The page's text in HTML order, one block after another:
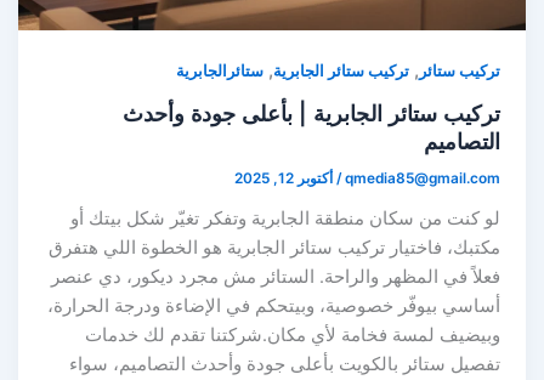
تركيب ستائر ,تركيب ستائر الجابرية,ستائرالجابرية
تركيب ستائر الجابرية | بأعلى جودة وأحدث
التصاميم
qmedia85@gmail.com
/ أكتوبر 12, 2025
لو كنت من سكان منطقة الجابرية وتفكر تغيّر شكل بيتك أو
مكتبك، فاختيار تركيب ستائر الجابرية هو الخطوة اللي هتفرق
فعلاً في المظهر والراحة. الستائر مش مجرد ديكور، دي عنصر
أساسي بيوفّر خصوصية، وبيتحكم في الإضاءة ودرجة الحرارة،
وبيضيف لمسة فخامة لأي مكان.شركتنا تقدم لك خدمات
تفصيل ستائر بالكويت بأعلى جودة وأحدث التصاميم، سواء